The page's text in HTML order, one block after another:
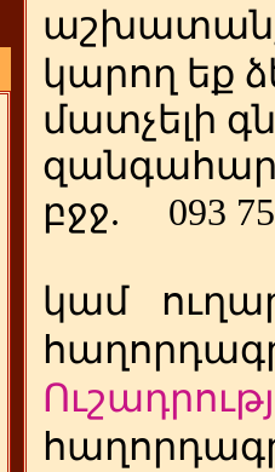
կարող եք
մատչելի
բջջ.
093
կամ